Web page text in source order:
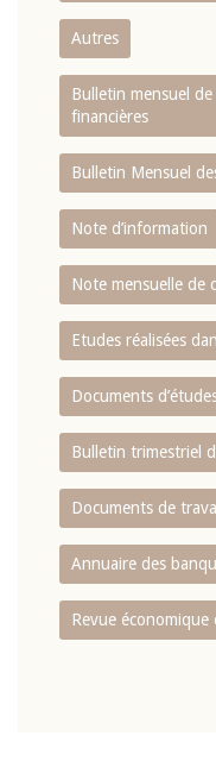
Autres
Bulletin mensuel
financières
Bulletin Mensuel
Note d’information
Note mensuelle de
Etudes réalisées
Documents
Bulletin trimestriel
Documents de
Annuaire des
Revue